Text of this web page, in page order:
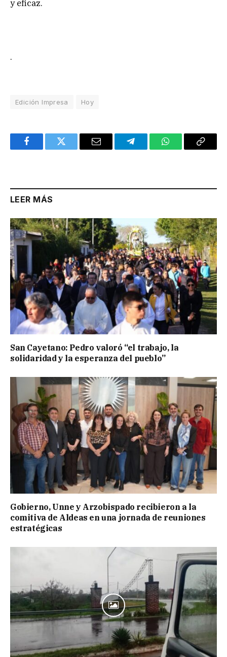
y eficaz.
.
Edición Impresa Hoy
FacebookTwitter Email TelegramWhatsAppCopy
LEER MÁS
San Cayetano: Pedro valoró “el trabajo, la
solidaridad y la esperanza del pueblo”
Gobierno, Unne y Arzobispado recibieron a la
comitiva de Aldeas en una jornada de reuniones
estratégicas